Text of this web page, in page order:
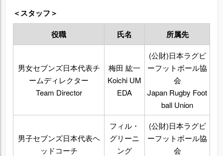
＜スタッフ＞
役職
氏名 所属先
男女セブンズ日本代表チ
ームディレクター
Team Director
梅田 紘一
Koichi UM
EDA
(公財)日本ラグビ
ーフットボール協
会
Japan Rugby Foot
ball Union
男子セブンズ日本代表ヘ
ッドコーチ
フィル・
グリーニ
ング
(公財)日本ラグビ
ーフットボール協
会